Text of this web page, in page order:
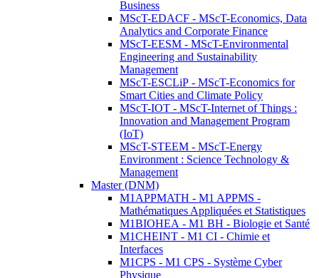
Business
MScT-EDACF - MScT-Economics, Data
Analytics and Corporate Finance
MScT-EESM - MScT-Environmental
Engineering and Sustainability
Management
MScT-ESCLiP - MScT-Economics for
Smart Cities and Climate Policy
MScT-IOT - MScT-Internet of Things :
Innovation and Management Program
(IoT)
MScT-STEEM - MScT-Energy
Environment : Science Technology &
Management
Master (DNM)
M1APPMATH - M1 APPMS -
Mathématiques Appliquées et Statistiques
M1BIOHEA - M1 BH - Biologie et Santé
M1CHEINT - M1 CI - Chimie et
Interfaces
M1CPS - M1 CPS - Système Cyber
Physique